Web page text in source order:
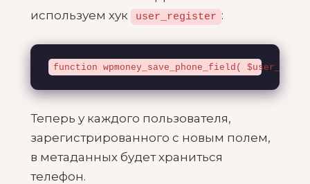
используем хук
user_register :
function wpmoney_save_phone_field(
Теперь у каждого пользователя,
зарегистрированного с новым полем,
в метаданных будет храниться
телефон.